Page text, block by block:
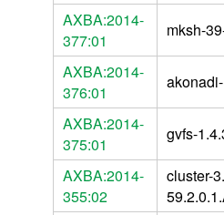
AXBA:2014-
377:01
mksh-
AXBA:2014-
376:01
AXBA:2014-
375:01
gvfs-
AXBA:2014-
355:02
cluster-